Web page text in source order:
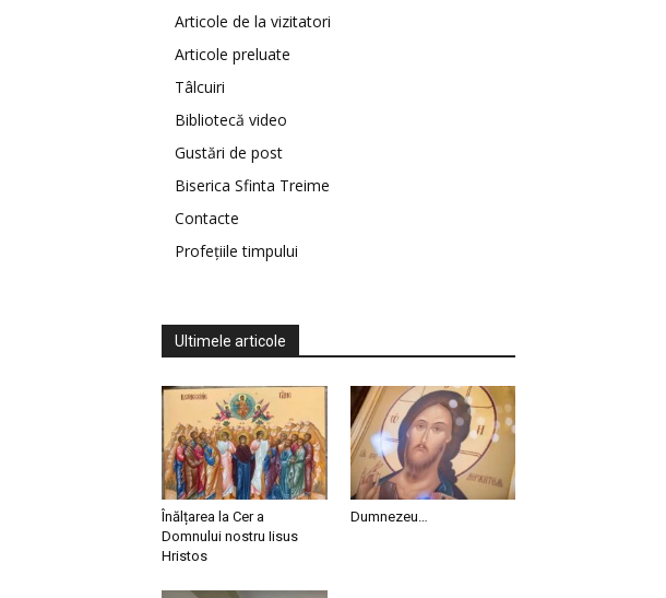
Articole de la vizitatori
Articole preluate
Tâlcuiri
Bibliotecă video
Gustări de post
Biserica Sfinta Treime
Contacte
Profețiile timpului
Ultimele articole
Înălțarea la Cer a
Domnului nostru Iisus
Hristos
Dumnezeu…